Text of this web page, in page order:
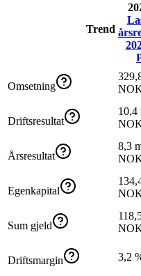
Trend
Omsetning
Driftsresultat
10,4
Årsresultat
8,3
Egenkapital
Sum gjeld
Driftsmargin 3,2